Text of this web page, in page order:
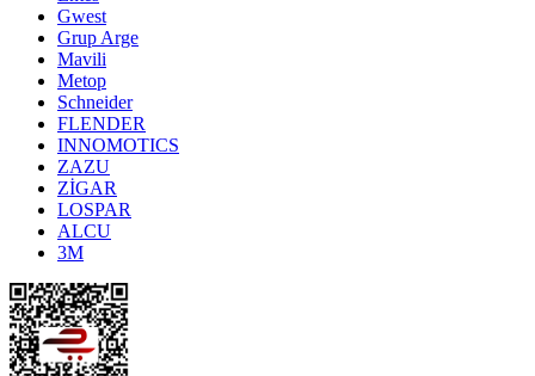
Gwest
Grup Arge
Mavili
Metop
Schneider
FLENDER
INNOMOTICS
ZAZU
ZİGAR
LOSPAR
ALCU
3M